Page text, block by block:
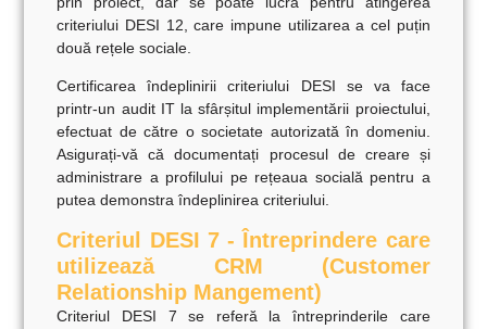
criteriului DESI 12, care impune utilizarea a cel puțin
două rețele sociale.
Certificarea îndeplinirii criteriului DESI se va face
printr-un audit IT la sfârșitul implementării proiectului,
efectuat de către o societate autorizată în domeniu.
Asigurați-vă că documentați procesul de creare și
administrare a profilului pe rețeaua socială pentru a
putea demonstra îndeplinirea criteriului.
Criteriul DESI 7 - Întreprindere care
utilizează CRM (Customer
Relationship Mangement)
Criteriul DESI 7 se referă la întreprinderile care